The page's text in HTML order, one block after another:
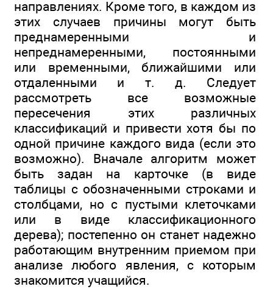
направлениях. Кроме того, в каждом из
этих случаев причины могут быть
преднамеренными и
непреднамеренными, постоянными
или временными, ближайшими или
отдаленными и т. д. Следует
рассмотреть все возможные
пересечения этих различных
классификаций и привести хотя бы по
одной причине каждого вида (если это
возможно). Вначале алгоритм может
быть задан на карточке (в виде
таблицы с обозначенными строками и
столбцами, но с пустыми клеточками
или в виде классификационного
дерева); постепенно он станет надежно
работающим внутренним приемом при
анализе любого явления, с которым
знакомится учащийся.